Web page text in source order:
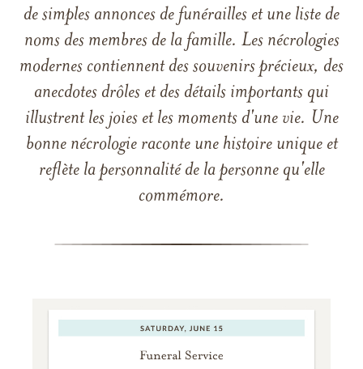
de simples annonces de funérailles et une liste de
noms des membres de la famille. Les nécrologies
modernes contiennent des souvenirs précieux, des
anecdotes drôles et des détails importants qui
illustrent les joies et les moments d'une vie. Une
bonne nécrologie raconte une histoire unique et
reflète la personnalité de la personne qu'elle
commémore.